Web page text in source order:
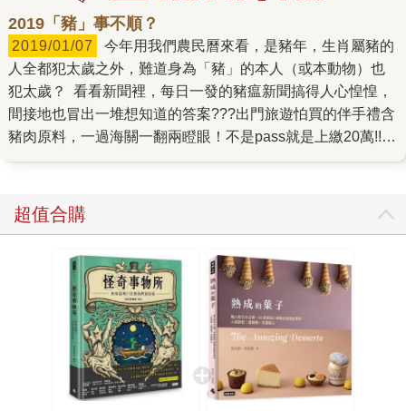
2019「豬」事不順？
2019/01/07
人全都犯太歲之外，難道身為「豬」的本人（或本動物）也
犯太歲？ 看看新聞裡，每日一發的豬瘟新聞搞得人心惶惶，
間接地也冒出一堆想知道的答案???出門旅遊怕買的伴手禮含
豬肉原料，一過海關一翻兩瞪眼！不是pass就是上繳20萬!!朋
實這些小編也曾擔憂過，就讓小編來為大家整理整理。 疾管
署副署長羅一鈞表示，目前沒有出現豬瘟病毒傳染給人的病
心吃到染病豬肉，會被人體腸胃道酵素消化，因此不會從人
的糞便污染食物或水，也不會經人體排出糞便後導致疫情擴
散。不過，羅一鈞也提醒，雖然非洲豬瘟不會傳染給人，卻
是豬的超級病毒，對養豬產業的殺傷力比口蹄疫還大，而疫
情一旦爆發，將無疫苗可打，只能撲殺，將對養豬業、飼
料、設備業及藥品業者造成衝擊，並波及民生物價。 不傷害
超值合購